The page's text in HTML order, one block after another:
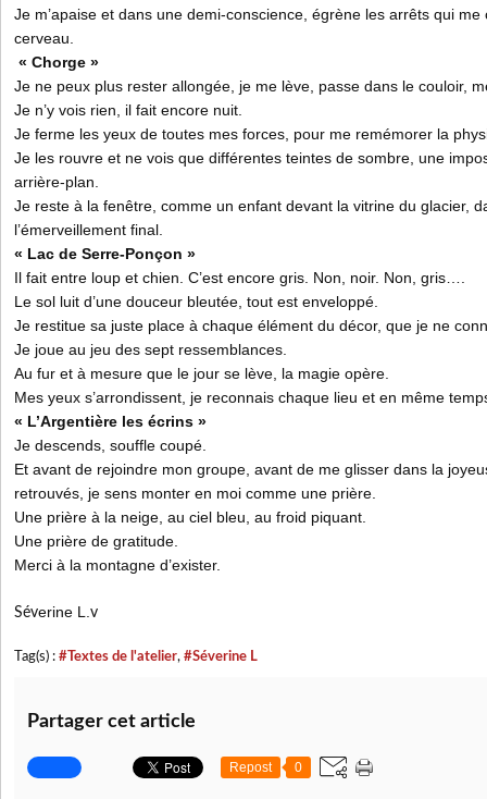
Je m’apaise et dans une demi-conscience, égrène les arrêts qui
cerveau.
« Chorge »
Je ne peux plus rester allongée, je me lève, passe dans le couloir,
Je n’y vois rien, il fait encore nuit.
Je ferme les yeux de toutes mes forces, pour me remémorer la
Je les rouvre et ne vois que différentes teintes de sombre, une
arrière-plan.
Je reste à la fenêtre, comme un enfant devant la vitrine du glacier,
l’émerveillement final.
« Lac de Serre-Ponçon »
Il fait entre loup et chien. C’est encore gris. Non, noir. Non, gris….
Le sol luit d’une douceur bleutée, tout est enveloppé.
Je restitue sa juste place à chaque élément du décor, que je ne
Je joue au jeu des sept ressemblances.
Au fur et à mesure que le jour se lève, la magie opère.
Mes yeux s’arrondissent, je reconnais chaque lieu et en même
« L’Argentière les écrins »
Je descends, souffle coupé.
Et avant de rejoindre mon groupe, avant de me glisser dans la
retrouvés, je sens monter en moi comme une prière.
Une prière à la neige, au ciel bleu, au froid piquant.
Une prière de gratitude.
Merci à la montagne d’exister.
Séverine L. v
Tag(s) : #Textes de l'atelier, #Séverine L
Partager cet article
Repost 0